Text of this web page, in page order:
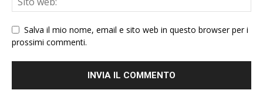
Salva il mio nome, email e sito web in questo browser per i
prossimi commenti.